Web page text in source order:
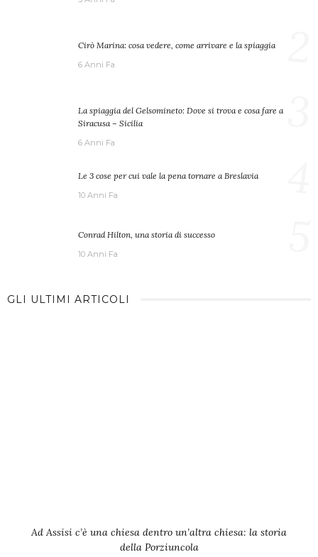
Cirò Marina: cosa vedere, come arrivare e la spiaggia
6 Anni Fa
La spiaggia del Gelsomineto: Dove si trova e cosa fare a
Siracusa – Sicilia
6 Anni Fa
Le 3 cose per cui vale la pena tornare a Breslavia
10 Anni Fa
Conrad Hilton, una storia di successo
10 Anni Fa
GLI ULTIMI ARTICOLI
Ad Assisi c’è una chiesa dentro un’altra chiesa: la storia
della Porziuncola